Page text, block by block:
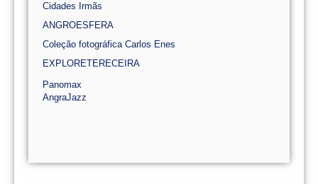
Cidades Irmãs
ANGROESFERA
Coleção fotográfica Carlos Enes
EXPLORETERECEIRA
Panomax
AngraJazz